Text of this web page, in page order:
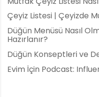
Çeyiz Listesi | Çeyizde
Düğün Menüsü Nasıl
Hazırlanır?
Düğün Konseptleri ve
Evim İçin Podcast: